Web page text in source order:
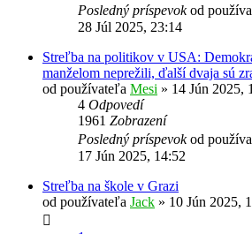
Posledný príspevokod
28 Júl 2025, 23:14
Streľba na politikov v USA:
manželom neprežili, ďalší dvaja sú
od používateľa Mesi » 14 Jún 2025,
4 Odpovedí
1961 Zobrazení
Posledný príspevokod
17 Jún 2025, 14:52
Streľba na škole v Grazi
od používateľa Jack » 10 Jún 2025,